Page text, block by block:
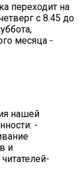
переходит на
с 8.45 до
месяца -
нашей
-
и